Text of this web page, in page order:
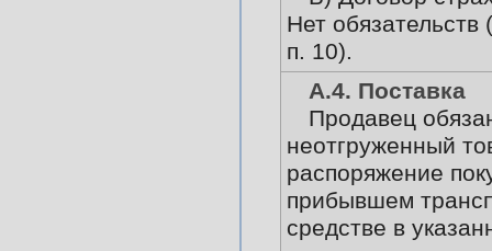
Нет
п. 10).
А.4. Поставка
Продавец
неотгруженный
распоряжение
прибывшем
средстве в